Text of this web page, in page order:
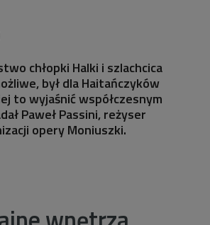
chłopki Halki i szlachcica
był dla Haitańczyków
to wyjaśnić współczesnym
Paweł Passini, reżyser
opery Moniuszki.